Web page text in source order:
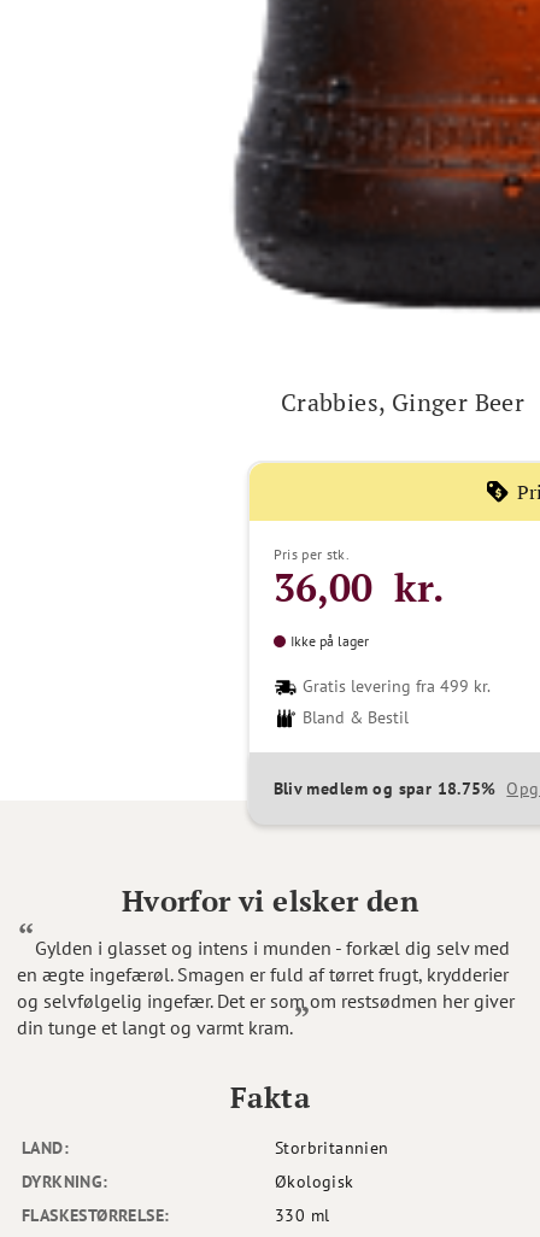
Crabbies, Ginger Beer
Pris per stk.
36,00 kr.
Gratis levering fra 499 kr.
Bland & Bestil
Ikke på lager
Bliv medlem og spar 18.75%
Hvorfor vi elsker den
Gylden i glasset og intens i munden - forkæl dig selv med
en ægte ingefærøl. Smagen er fuld af tørret frugt, krydderier
og selvfølgelig ingefær. Det er som om restsødmen her giver
din tunge et langt og varmt kram.
LAND:
Storbritannien
DYRKNING:
Økologisk
FLASKESTØRRELSE:
330 ml
Fakta